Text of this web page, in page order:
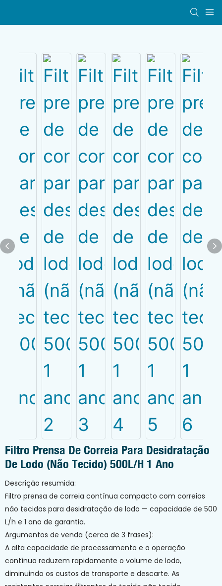
Filtro Prensa De Correia Para Desidratação
De Lodo (não Tecido) 500L/h 1 Ano
Descrição resumida:
Filtro prensa de correia contínua compacto com correias
não tecidas para desidratação de lodo — capacidade de 500
L/h e 1 ano de garantia.
Argumentos de venda (cerca de 3 frases):
A alta capacidade de processamento e a operação
contínua reduzem rapidamente o volume de lodo,
diminuindo os custos de transporte e descarte. As